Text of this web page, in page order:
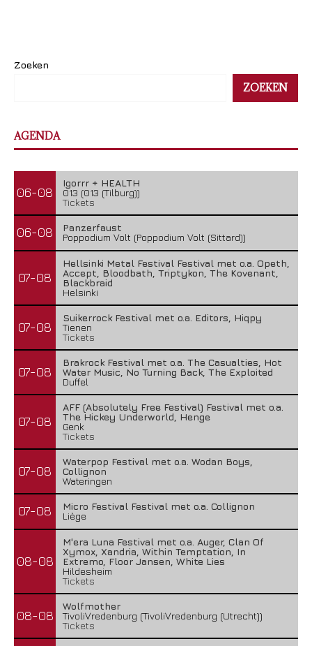
Combichrist – The Venom In The Mouth Of...
1 augustus 2026
Lunatic Soul – Transition II
Zoeken
ZOEKEN
AGENDA
06-08
Igorrr + HEALTH
013 (013 (Tilburg))
Tickets
06-08
Panzerfaust
Poppodium Volt (Poppodium Volt (Sittard))
07-08
Hellsinki Metal Festival Festival met o.a. Opeth,
Accept, Bloodbath, Triptykon, The Kovenant,
Blackbraid
Helsinki
07-08
Suikerrock Festival met o.a. Editors, Hiqpy
Tienen
Tickets
07-08
Brakrock Festival met o.a. The Casualties, Hot
Water Music, No Turning Back, The Exploited
Duffel
07-08
AFF (Absolutely Free Festival) Festival met o.a.
The Hickey Underworld, Henge
Genk
Tickets
07-08
Waterpop Festival met o.a. Wodan Boys,
Collignon
Wateringen
07-08
Micro Festival Festival met o.a. Collignon
Liège
08-08
M'era Luna Festival met o.a. Auger, Clan Of
Xymox, Xandria, Within Temptation, In
Extremo, Floor Jansen, White Lies
Hildesheim
Tickets
08-08
Wolfmother
TivoliVredenburg (TivoliVredenburg (Utrecht))
Tickets